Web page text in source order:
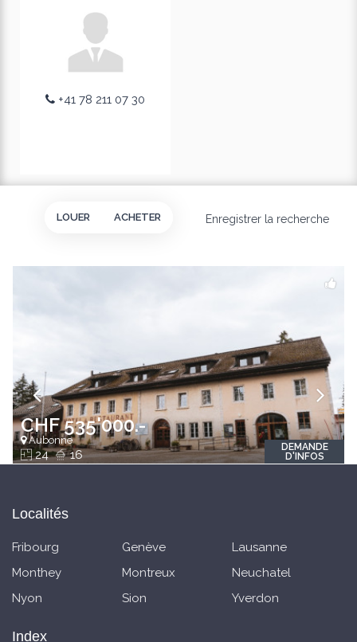
+41 78 211 07 30
Enregistrer la recherche
LOUER ACHETER
CHF 535'000.-
Aubonne
24 16
DEMANDE
D'INFOS
Localités
Fribourg Genève
Lausanne
Monthey
Montreux
Neuchatel
Nyon
Sion Yverdon
Index